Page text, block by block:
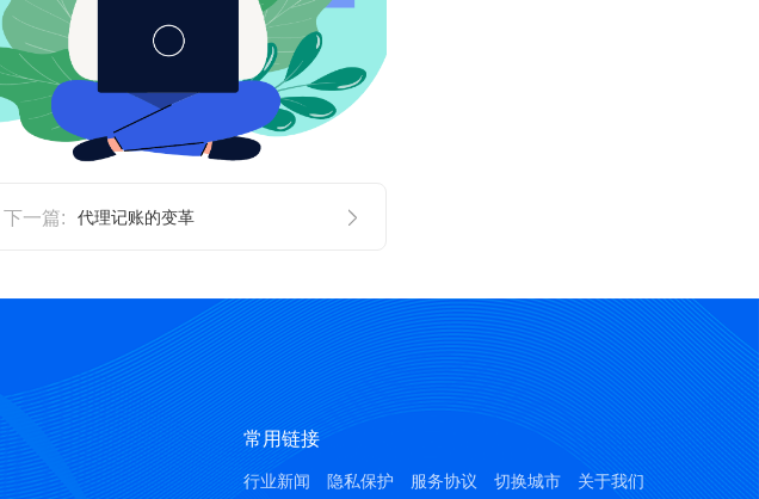
下一篇: 代理记账的变革
常用链接
行业新闻 隐私保护 服务协议 切换城市 关于我们